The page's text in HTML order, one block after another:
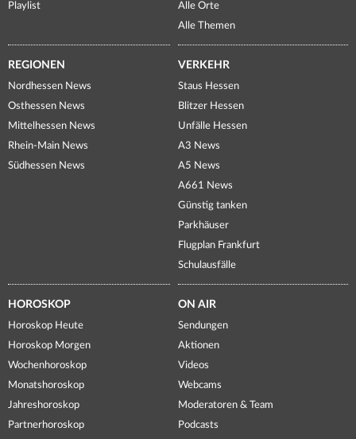
Playlist
Alle Orte
Alle Themen
REGIONEN
Nordhessen News
Osthessen News
Mittelhessen News
Rhein-Main News
Südhessen News
VERKEHR
Staus Hessen
Blitzer Hessen
Unfälle Hessen
A3 News
A5 News
A661 News
Günstig tanken
Parkhäuser
Flugplan Frankfurt
Schulausfälle
HOROSKOP
Horoskop Heute
Horoskop Morgen
Wochenhoroskop
Monatshoroskop
Jahreshoroskop
Partnerhoroskop
ON AIR
Sendungen
Aktionen
Videos
Webcams
Moderatoren & Team
Podcasts